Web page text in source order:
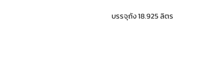
บรรจุถัง 18.925 ลิตร